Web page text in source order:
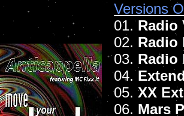
Versions
01.Radio
02. Radio
03. Radio
04.
05. XX
06. Mars